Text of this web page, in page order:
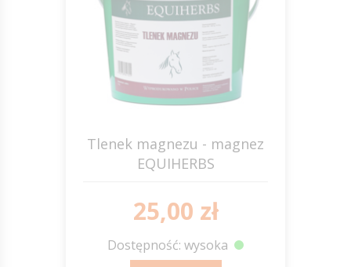
Tlenek magnezu - magnez
EQUIHERBS
25,00 zł
Dostępność: wysoka